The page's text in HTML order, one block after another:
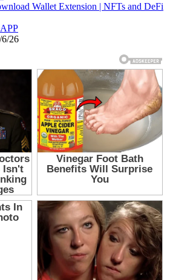
Wallet Extension | NFTs and DeFi
6/26